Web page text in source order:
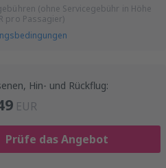
(ohne Servicegebühr in Höhe
pro Passagier)
Hin- und Rückflug:
EUR
Prüfe das Angebot